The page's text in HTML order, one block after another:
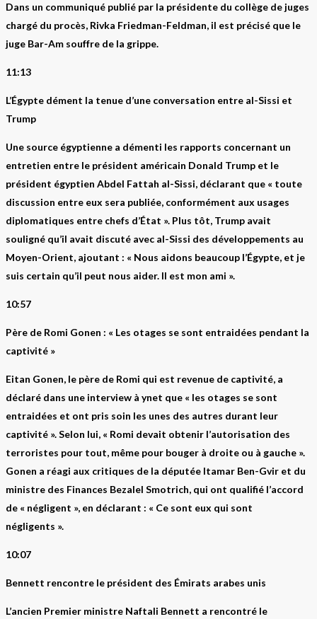
Dans un communiqué publié par la présidente du collège de juges
chargé du procès, Rivka Friedman-Feldman, il est précisé que le
juge Bar-Am souffre de la grippe.
11:13
L’Égypte dément la tenue d’une conversation entre al-Sissi et
Trump
Une source égyptienne a démenti les rapports concernant un
entretien entre le président américain Donald Trump et le
président égyptien Abdel Fattah al-Sissi, déclarant que « toute
discussion entre eux sera publiée, conformément aux usages
diplomatiques entre chefs d’État ». Plus tôt, Trump avait
souligné qu’il avait discuté avec al-Sissi des développements au
Moyen-Orient, ajoutant : « Nous aidons beaucoup l’Égypte, et je
suis certain qu’il peut nous aider. Il est mon ami ».
10:57
Père de Romi Gonen : « Les otages se sont entraidées pendant la
captivité »
Eitan Gonen, le père de Romi qui est revenue de captivité, a
déclaré dans une interview à ynet que « les otages se sont
entraidées et ont pris soin les unes des autres durant leur
captivité ». Selon lui, « Romi devait obtenir l’autorisation des
terroristes pour tout, même pour bouger à droite ou à gauche ».
Gonen a réagi aux critiques de la députée Itamar Ben-Gvir et du
ministre des Finances Bezalel Smotrich, qui ont qualifié l’accord
de « négligent », en déclarant : « Ce sont eux qui sont
négligents ».
10:07
Bennett rencontre le président des Émirats arabes unis
L’ancien Premier ministre Naftali Bennett a rencontré le